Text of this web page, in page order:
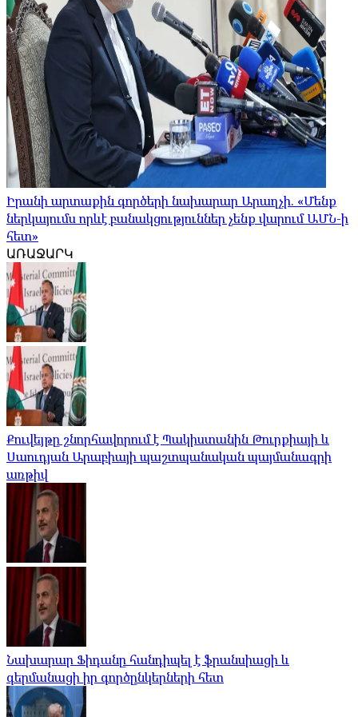
Իրանի արտաքին գործերի նախարար Արաղչի. «Մենք
ներկայումս որևէ բանակցություններ չենք վարում ԱՄՆ-ի
հետ»
ԱՌԱՋԱՐԿ
Քուվեյթը շնորհավորում է Պակիստանին Թուրքիայի և
Սաուդյան Արաբիայի պաշտպանական պայմանագրի
առթիվ
Նախարար Ֆիդանը հանդիպել է ֆրանսիացի և
գերմանացի իր գործընկերների հետ